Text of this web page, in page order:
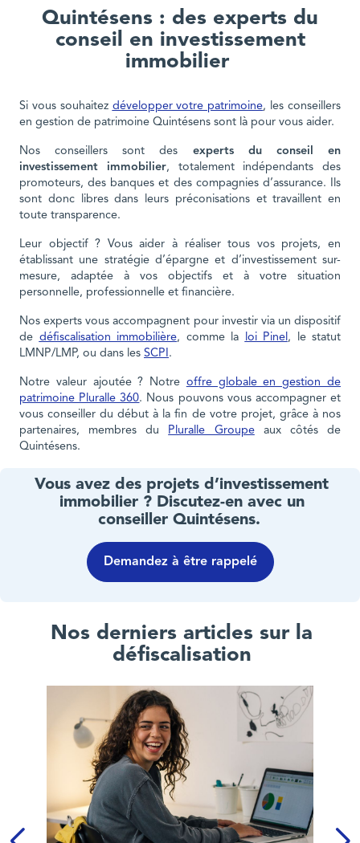
Quintésens : des experts du
conseil en investissement
immobilier
Si vous souhaitez développer votre patrimoine, les conseillers
en gestion de patrimoine Quintésens sont là pour vous aider.
Nos conseillers sont des experts du conseil en
investissement immobilier, totalement indépendants des
promoteurs, des banques et des compagnies d’assurance. Ils
sont donc libres dans leurs préconisations et travaillent en
toute transparence.
Leur objectif ? Vous aider à réaliser tous vos projets, en
établissant une stratégie d’épargne et d’investissement sur-
mesure, adaptée à vos objectifs et à votre situation
personnelle, professionnelle et financière.
Nos experts vous accompagnent pour investir via un dispositif
de défiscalisation immobilière, comme la loi Pinel, le statut
LMNP/LMP, ou dans les SCPI.
Notre valeur ajoutée ? Notre offre globale en gestion de
patrimoine Pluralle 360. Nous pouvons vous accompagner et
vous conseiller du début à la fin de votre projet, grâce à nos
partenaires, membres du Pluralle Groupeaux côtés de
Quintésens.
Vous avez des projets d’investissement
immobilier ? Discutez-en avec un
conseiller Quintésens.
Demandez à être rappelé
Nos derniers articles sur la
défiscalisation